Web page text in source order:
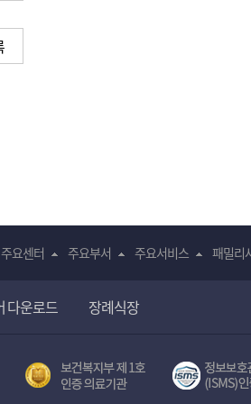
주요센터 주요부서 주요서비스 패밀리
다운로드 장례식장
전자의무기록시스템(SNUH BESTCare 2.0)
보건복지부 제 1호